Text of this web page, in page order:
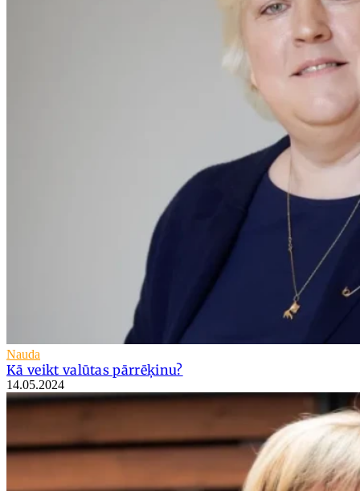
Nauda
Kā veikt valūtas pārrēķinu?
14.05.2024